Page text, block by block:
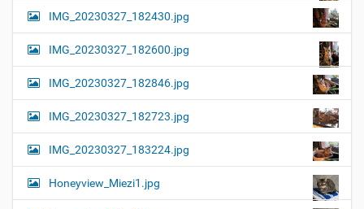
IMG_20230327_182430.jpg
IMG_20230327_182600.jpg
IMG_20230327_182846.jpg
IMG_20230327_182723.jpg
IMG_20230327_183224.jpg
Honeyview_Miezi1.jpg